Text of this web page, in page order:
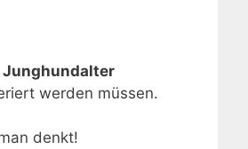
Junghundalter
werden müssen.
denkt!